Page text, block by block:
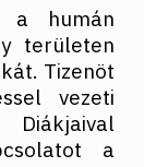
a humán
területen
Tizenöt
vezeti
Diákjaival
a